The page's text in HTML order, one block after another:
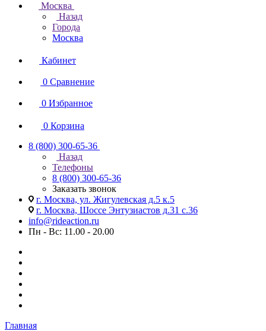
Москва
Назад
Города
Москва
Кабинет
0 Сравнение
0 Избранное
0 Корзина
8 (800) 300-65-36
Назад
Телефоны
8 (800) 300-65-36
Заказать звонок
г. Москва, ул. Жигулевская д.5 к.5
г. Москва, Шоссе Энтузиастов д.31 с.36
info@rideaction.ru
Пн - Вс: 11.00 - 20.00
Главная